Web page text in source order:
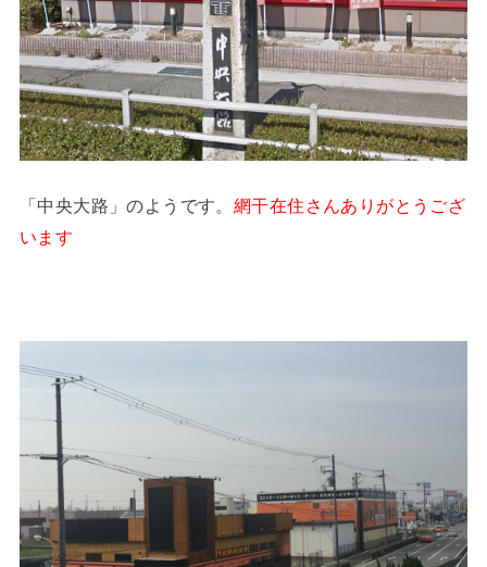
「中央大路」のようです。 網干在住さんありがとうござ
います